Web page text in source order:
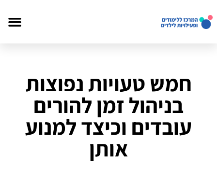
חמש טעויות נפוצות
בניהול זמן להורים
עובדים וכיצד למנוע
אותן